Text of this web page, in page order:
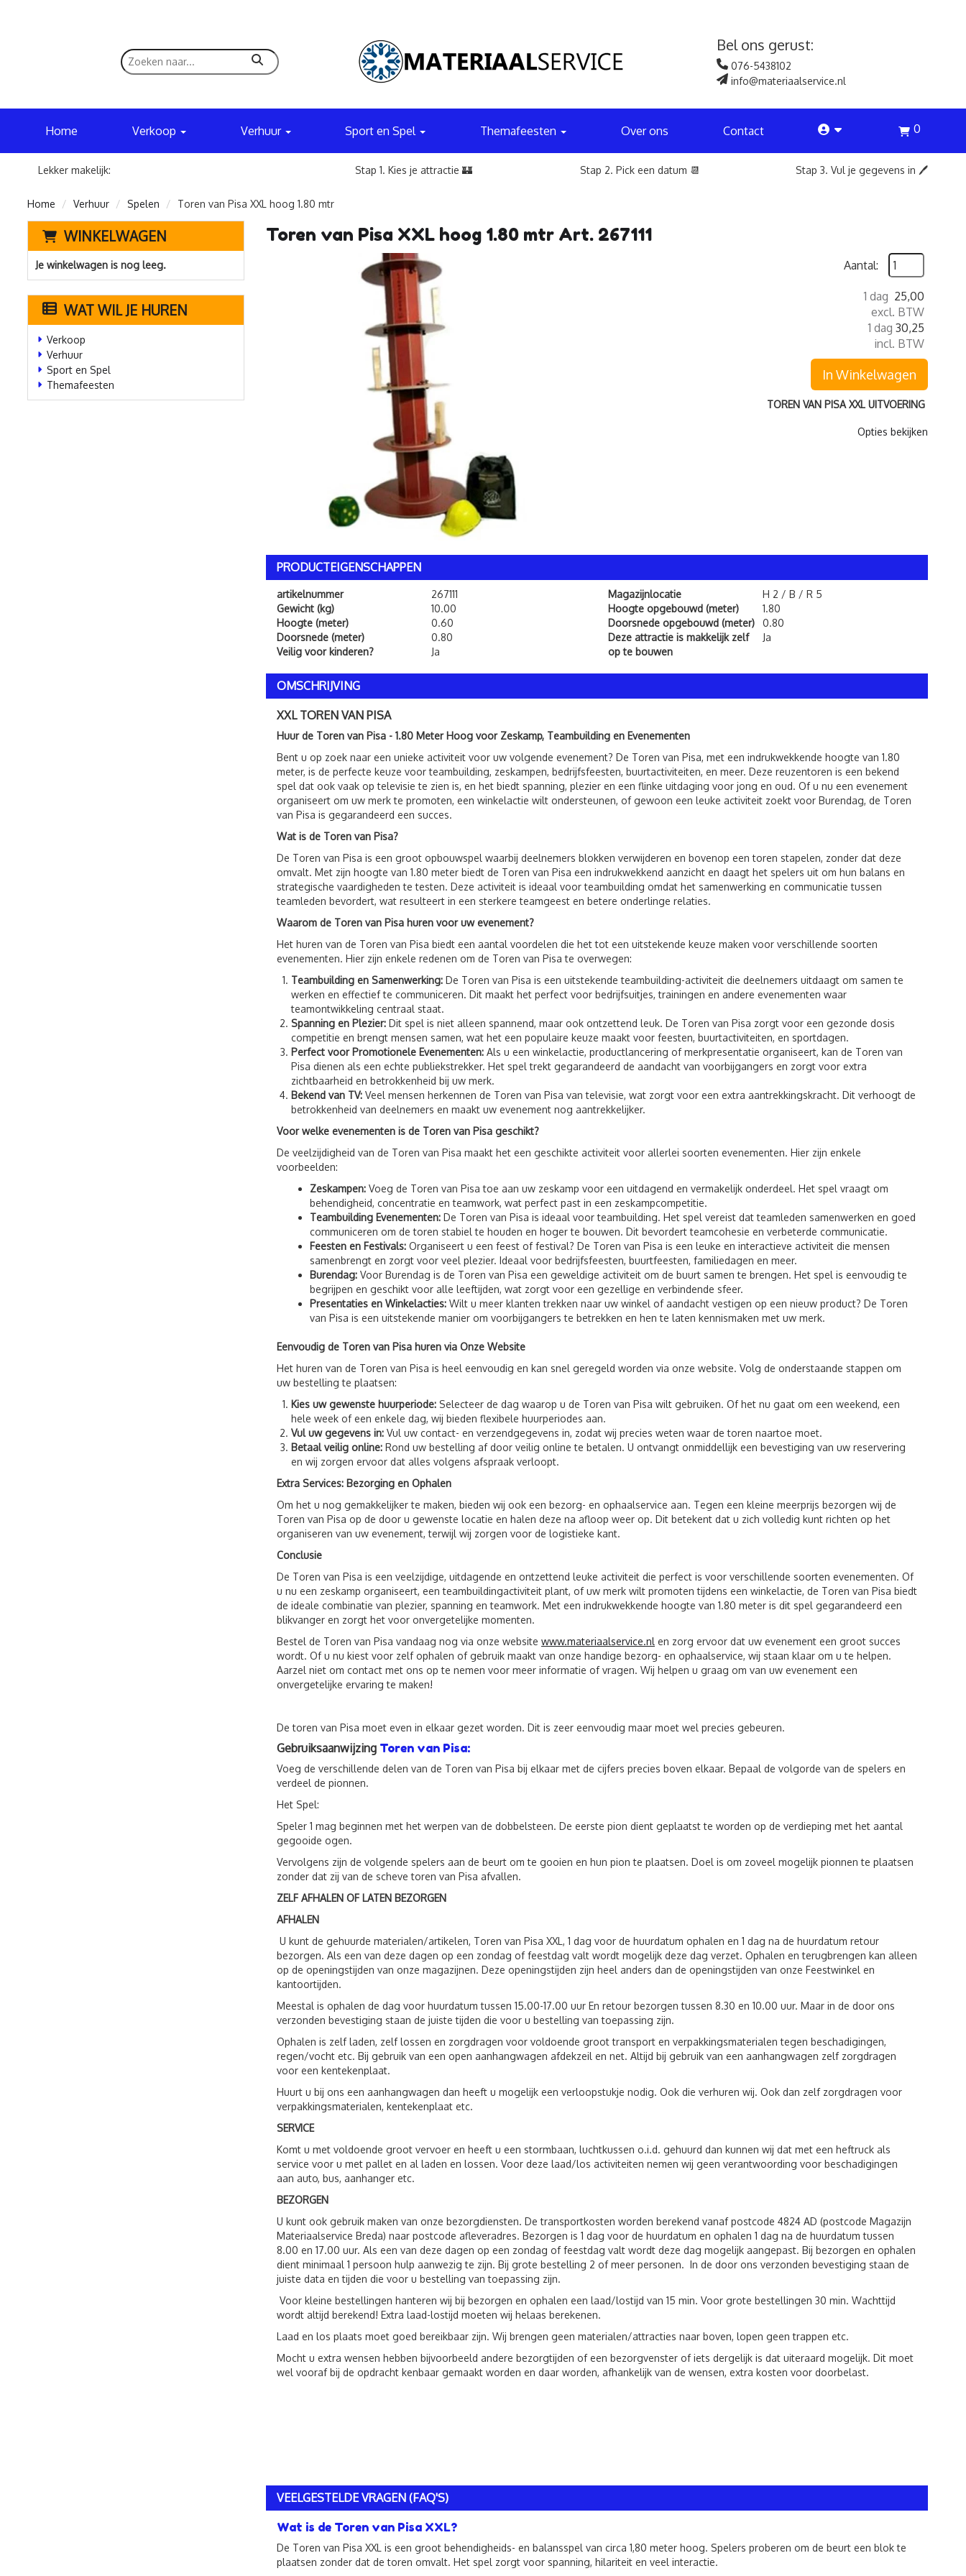
zoeken
Bel ons gerust:
076-5438102
info@materiaalservice.nl
Home Verkoop Verhuur Sport en Spel Themafeesten Over ons Contact account 0
Lekker makelijk: Stap 1. Kies je attractie 🏰 Stap 2. Pick een datum 📆 Stap 3. Vul je gegevens in 🖊️
Home Verhuur Spelen Toren van Pisa XXL hoog 1.80 mtr
WINKELWAGEN
Je winkelwagen is nog leeg.
WAT WIL JE HUREN
Verkoop
Verhuur
Sport en Spel
Themafeesten
Toren van Pisa XXL hoog 1.80 mtr Art. 267111
Aantal:
1 dag 25,00
excl. BTW
1 dag 30,25
incl. BTW
In Winkelwagen
TOREN VAN PISA XXL UITVOERING
Opties bekijken
PRODUCTEIGENSCHAPPEN
artikelnummer
267111
Gewicht (kg)
10.00
Hoogte (meter)
0.60
Doorsnede (meter)
0.80
Veilig voor kinderen?
Ja
Magazijnlocatie
H 2 / B / R 5
Hoogte opgebouwd (meter)
1.80
Doorsnede opgebouwd (meter)
0.80
Deze attractie is makkelijk zelf
op te bouwen
Ja
OMSCHRIJVING
XXL TOREN VAN PISA
Huur de Toren van Pisa - 1.80 Meter Hoog voor Zeskamp, Teambuilding en Evenementen
Bent u op zoek naar een unieke activiteit voor uw volgende evenement? De Toren van Pisa, met een indrukwekkende hoogte van 1.80
meter, is de perfecte keuze voor teambuilding, zeskampen, bedrijfsfeesten, buurtactiviteiten, en meer. Deze reuzentoren is een bekend
spel dat ook vaak op televisie te zien is, en het biedt spanning, plezier en een flinke uitdaging voor jong en oud. Of u nu een evenement
organiseert om uw merk te promoten, een winkelactie wilt ondersteunen, of gewoon een leuke activiteit zoekt voor Burendag, de Toren
van Pisa is gegarandeerd een succes.
Wat is de Toren van Pisa?
De Toren van Pisa is een groot opbouwspel waarbij deelnemers blokken verwijderen en bovenop een toren stapelen, zonder dat deze
omvalt. Met zijn hoogte van 1.80 meter biedt de Toren van Pisa een indrukwekkend aanzicht en daagt het spelers uit om hun balans en
strategische vaardigheden te testen. Deze activiteit is ideaal voor teambuilding omdat het samenwerking en communicatie tussen
teamleden bevordert, wat resulteert in een sterkere teamgeest en betere onderlinge relaties.
Waarom de Toren van Pisa huren voor uw evenement?
Het huren van de Toren van Pisa biedt een aantal voordelen die het tot een uitstekende keuze maken voor verschillende soorten
evenementen. Hier zijn enkele redenen om de Toren van Pisa te overwegen:
Teambuilding en Samenwerking: De Toren van Pisa is een uitstekende teambuilding-activiteit die deelnemers uitdaagt om samen te
werken en effectief te communiceren. Dit maakt het perfect voor bedrijfsuitjes, trainingen en andere evenementen waar
teamontwikkeling centraal staat.
Spanning en Plezier: Dit spel is niet alleen spannend, maar ook ontzettend leuk. De Toren van Pisa zorgt voor een gezonde dosis
competitie en brengt mensen samen, wat het een populaire keuze maakt voor feesten, buurtactiviteiten, en sportdagen.
Perfect voor Promotionele Evenementen: Als u een winkelactie, productlancering of merkpresentatie organiseert, kan de Toren van
Pisa dienen als een echte publiekstrekker. Het spel trekt gegarandeerd de aandacht van voorbijgangers en zorgt voor extra
zichtbaarheid en betrokkenheid bij uw merk.
Bekend van TV: Veel mensen herkennen de Toren van Pisa van televisie, wat zorgt voor een extra aantrekkingskracht. Dit verhoogt de
betrokkenheid van deelnemers en maakt uw evenement nog aantrekkelijker.
Voor welke evenementen is de Toren van Pisa geschikt?
De veelzijdigheid van de Toren van Pisa maakt het een geschikte activiteit voor allerlei soorten evenementen. Hier zijn enkele
voorbeelden:
Zeskampen: Voeg de Toren van Pisa toe aan uw zeskamp voor een uitdagend en vermakelijk onderdeel. Het spel vraagt om
behendigheid, concentratie en teamwork, wat perfect past in een zeskampcompetitie.
Teambuilding Evenementen: De Toren van Pisa is ideaal voor teambuilding. Het spel vereist dat teamleden samenwerken en goed
communiceren om de toren stabiel te houden en hoger te bouwen. Dit bevordert teamcohesie en verbeterde communicatie.
Feesten en Festivals: Organiseert u een feest of festival? De Toren van Pisa is een leuke en interactieve activiteit die mensen
samenbrengt en zorgt voor veel plezier. Ideaal voor bedrijfsfeesten, buurtfeesten, familiedagen en meer.
Burendag: Voor Burendag is de Toren van Pisa een geweldige activiteit om de buurt samen te brengen. Het spel is eenvoudig te
begrijpen en geschikt voor alle leeftijden, wat zorgt voor een gezellige en verbindende sfeer.
Presentaties en Winkelacties: Wilt u meer klanten trekken naar uw winkel of aandacht vestigen op een nieuw product? De Toren
van Pisa is een uitstekende manier om voorbijgangers te betrekken en hen te laten kennismaken met uw merk.
Eenvoudig de Toren van Pisa huren via Onze Website
Het huren van de Toren van Pisa is heel eenvoudig en kan snel geregeld worden via onze website. Volg de onderstaande stappen om
uw bestelling te plaatsen:
Kies uw gewenste huurperiode: Selecteer de dag waarop u de Toren van Pisa wilt gebruiken. Of het nu gaat om een weekend, een
hele week of een enkele dag, wij bieden flexibele huurperiodes aan.
Vul uw gegevens in: Vul uw contact- en verzendgegevens in, zodat wij precies weten waar de toren naartoe moet.
Betaal veilig online: Rond uw bestelling af door veilig online te betalen. U ontvangt onmiddellijk een bevestiging van uw reservering
en wij zorgen ervoor dat alles volgens afspraak verloopt.
Extra Services: Bezorging en Ophalen
Om het u nog gemakkelijker te maken, bieden wij ook een bezorg- en ophaalservice aan. Tegen een kleine meerprijs bezorgen wij de
Toren van Pisa op de door u gewenste locatie en halen deze na afloop weer op. Dit betekent dat u zich volledig kunt richten op het
organiseren van uw evenement, terwijl wij zorgen voor de logistieke kant.
Conclusie
De Toren van Pisa is een veelzijdige, uitdagende en ontzettend leuke activiteit die perfect is voor verschillende soorten evenementen. Of
u nu een zeskamp organiseert, een teambuildingactiviteit plant, of uw merk wilt promoten tijdens een winkelactie, de Toren van Pisa biedt
de ideale combinatie van plezier, spanning en teamwork. Met een indrukwekkende hoogte van 1.80 meter is dit spel gegarandeerd een
blikvanger en zorgt het voor onvergetelijke momenten.
Bestel de Toren van Pisa vandaag nog via onze website www.materiaalservice.nl en zorg ervoor dat uw evenement een groot succes
wordt. Of u nu kiest voor zelf ophalen of gebruik maakt van onze handige bezorg- en ophaalservice, wij staan klaar om u te helpen.
Aarzel niet om contact met ons op te nemen voor meer informatie of vragen. Wij helpen u graag om van uw evenement een
onvergetelijke ervaring te maken!
De toren van Pisa moet even in elkaar gezet worden. Dit is zeer eenvoudig maar moet wel precies gebeuren.
Gebruiksaanwijzing Toren van Pisa:
Voeg de verschillende delen van de Toren van Pisa bij elkaar met de cijfers precies boven elkaar. Bepaal de volgorde van de spelers en
verdeel de pionnen.
Het Spel:
Speler 1 mag beginnen met het werpen van de dobbelsteen. De eerste pion dient geplaatst te worden op de verdieping met het aantal
gegooide ogen.
Vervolgens zijn de volgende spelers aan de beurt om te gooien en hun pion te plaatsen. Doel is om zoveel mogelijk pionnen te plaatsen
zonder dat zij van de scheve toren van Pisa afvallen.
ZELF AFHALEN OF LATEN BEZORGEN
AFHALEN
U kunt de gehuurde materialen/artikelen, Toren van Pisa XXL, 1 dag voor de huurdatum ophalen en 1 dag na de huurdatum retour
bezorgen. Als een van deze dagen op een zondag of feestdag valt wordt mogelijk deze dag verzet. Ophalen en terugbrengen kan alleen
op de openingstijden van onze magazijnen. Deze openingstijden zijn heel anders dan de openingstijden van onze Feestwinkel en
kantoortijden.
Meestal is ophalen de dag voor huurdatum tussen 15.00-17.00 uur En retour bezorgen tussen 8.30 en 10.00 uur. Maar in de door ons
verzonden bevestiging staan de juiste tijden die voor u bestelling van toepassing zijn.
Ophalen is zelf laden, zelf lossen en zorgdragen voor voldoende groot transport en verpakkingsmaterialen tegen beschadigingen,
regen/vocht etc. Bij gebruik van een open aanhangwagen afdekzeil en net. Altijd bij gebruik van een aanhangwagen zelf zorgdragen
voor een kentekenplaat.
Huurt u bij ons een aanhangwagen dan heeft u mogelijk een verloopstukje nodig. Ook die verhuren wij. Ook dan zelf zorgdragen voor
verpakkingsmaterialen, kentekenplaat etc.
SERVICE
Komt u met voldoende groot vervoer en heeft u een stormbaan, luchtkussen o.i.d. gehuurd dan kunnen wij dat met een heftruck als
service voor u met pallet en al laden en lossen. Voor deze laad/los activiteiten nemen wij geen verantwoording voor beschadigingen
aan auto, bus, aanhanger etc.
BEZORGEN
U kunt ook gebruik maken van onze bezorgdiensten. De transportkosten worden berekend vanaf postcode 4824 AD (postcode Magazijn
Materiaalservice Breda) naar postcode afleveradres. Bezorgen is 1 dag voor de huurdatum en ophalen 1 dag na de huurdatum tussen
8.00 en 17.00 uur. Als een van deze dagen op een zondag of feestdag valt wordt deze dag mogelijk aangepast. Bij bezorgen en ophalen
dient minimaal 1 persoon hulp aanwezig te zijn. Bij grote bestelling 2 of meer personen. In de door ons verzonden bevestiging staan de
juiste data en tijden die voor u bestelling van toepassing zijn.
Voor kleine bestellingen hanteren wij bij bezorgen en ophalen een laad/lostijd van 15 min. Voor grote bestellingen 30 min. Wachttijd
wordt altijd berekend! Extra laad-lostijd moeten wij helaas berekenen.
Laad en los plaats moet goed bereikbaar zijn. Wij brengen geen materialen/attracties naar boven, lopen geen trappen etc.
Mocht u extra wensen hebben bijvoorbeeld andere bezorgtijden of een bezorgvenster of iets dergelijk is dat uiteraard mogelijk. Dit moet
wel vooraf bij de opdracht kenbaar gemaakt worden en daar worden, afhankelijk van de wensen, extra kosten voor doorbelast.
VEELGESTELDE VRAGEN (FAQ'S)
Wat is de Toren van Pisa XXL?
De Toren van Pisa XXL is een groot behendigheids- en balansspel van circa 1,80 meter hoog. Spelers proberen om de beurt een blok te
plaatsen zonder dat de toren omvalt. Het spel zorgt voor spanning, hilariteit en veel interactie.